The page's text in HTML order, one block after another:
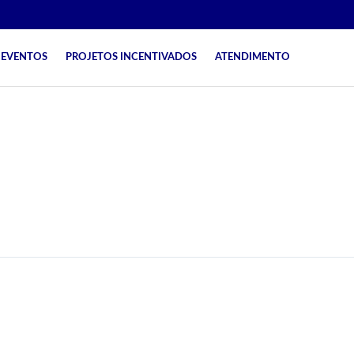
EVENTOS PROJETOS INCENTIVADOS ATENDIMENTO